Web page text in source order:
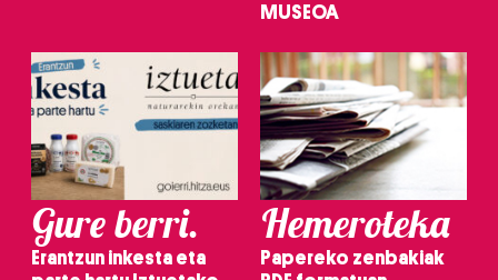
MUSEOA
Gure berri.
Erantzun inkesta eta
Hemeroteka
Papereko zenbakiak